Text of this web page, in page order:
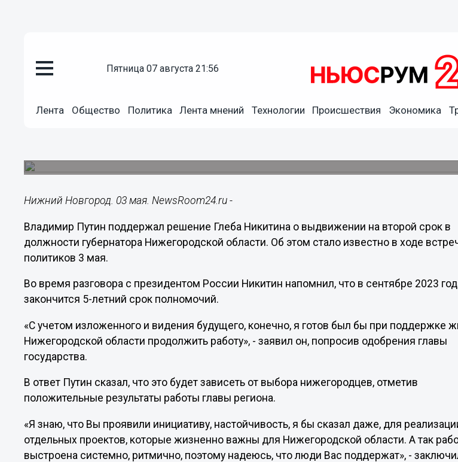
пятница 07 августа 21:56
Лента Общество Политика Лента мнений Технологии Происшествия Экономика
Путин одобрил выдвижение нижегородского губернатора
Нижний Новгород. 03 мая. NewsRoom24.ru -
Владимир Путин поддержал решение Глеба Никитина о выдвижении на второй срок в
должности губернатора Нижегородской области. Об этом стало известно в ходе
политиков 3 мая.
Во время разговора с президентом России Никитин напомнил, что в сентябре 2023
закончится 5-летний срок полномочий.
«С учетом изложенного и видения будущего, конечно, я готов был бы при поддержке
Нижегородской области продолжить работу», - заявил он, попросив одобрения главы
государства.
В ответ Путин сказал, что это будет зависеть от выбора нижегородцев, отметив
положительные результаты работы главы региона.
«Я знаю, что Вы проявили инициативу, настойчивость, я бы сказал даже, для
отдельных проектов, которые жизненно важны для Нижегородской области. А так
выстроена системно, ритмично, поэтому надеюсь, что люди Вас поддержат», -